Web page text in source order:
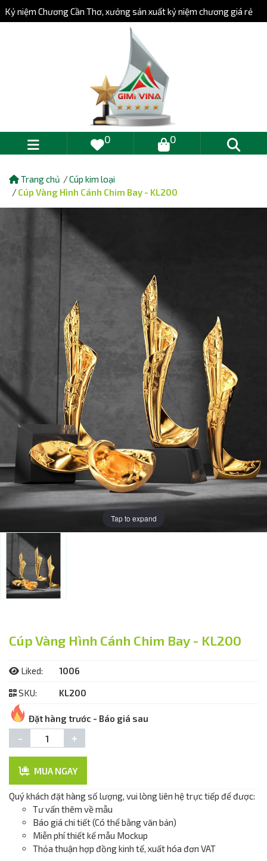
Trang chủ
Cúp kim loại
Cúp Vàng Hình Cánh Chim Bay - KL200
Tap to expand
Cúp Vàng Hình Cánh Chim Bay - KL200
Liked: 1006
SKU: KL200
Đặt hàng trước - Báo giá sau
- +
MUA NGAY
Quý khách đặt hàng số lượng, vui lòng liên hệ trực tiếp để được:
Tư vấn thêm về mẫu
Báo giá chi tiết (Có thể bằng văn bản)
Miễn phí thiết kế mẫu Mockup
Thỏa thuận hợp đồng kinh tế, xuất hóa đơn VAT
Kỷ niệm Chương Cần Thơ, xưởng sản xuất kỷ niệm chương giá rẻ
0 0